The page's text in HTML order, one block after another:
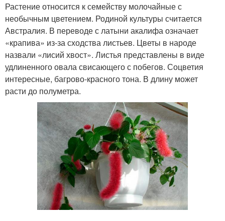
Растение относится к семейству молочайные с
необычным цветением. Родиной культуры считается
Австралия. В переводе с латыни акалифа означает
«крапива» из-за сходства листьев. Цветы в народе
назвали «лисий хвост». Листья представлены в виде
удлиненного овала свисающего с побегов. Соцветия
интересные, багрово-красного тона. В длину может
расти до полуметра.